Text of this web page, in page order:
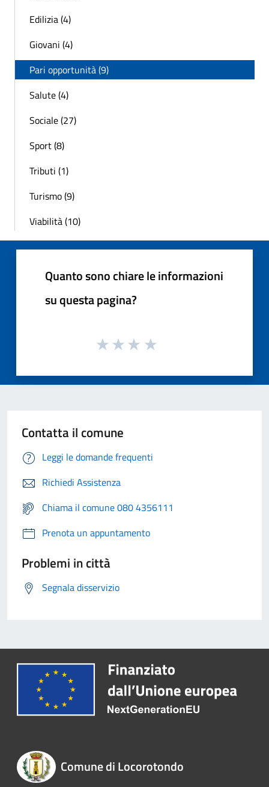
Edilizia (4)
Giovani (4)
Pari opportunità (9)
Salute (4)
Sociale (27)
Sport (8)
Tributi (1)
Turismo (9)
Viabilità (10)
Quanto sono chiare le informazioni
su questa pagina?
Contatta il comune
Leggi le domande frequenti
Richiedi Assistenza
Chiama il comune 080 4356111
Prenota un appuntamento
Problemi in città
Segnala disservizio
Comune di Locorotondo